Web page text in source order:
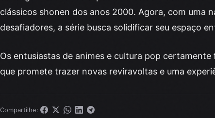
clássicos shonen dos anos 2000. Agora, com uma
desafiadores, a série busca solidificar seu espaço
Os entusiastas de animes e cultura pop
que promete trazer novas reviravoltas e uma
Compartilhe: